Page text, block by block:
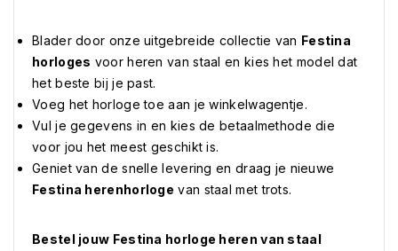
Blader door onze uitgebreide collectie van Festina
horloges voor heren van staal en kies het model dat
het beste bij je past.
Voeg het horloge toe aan je winkelwagentje.
Vul je gegevens in en kies de betaalmethode die
voor jou het meest geschikt is.
Geniet van de snelle levering en draag je nieuwe
Festina herenhorloge van staal met trots.
Bestel jouw Festina horloge heren van staal